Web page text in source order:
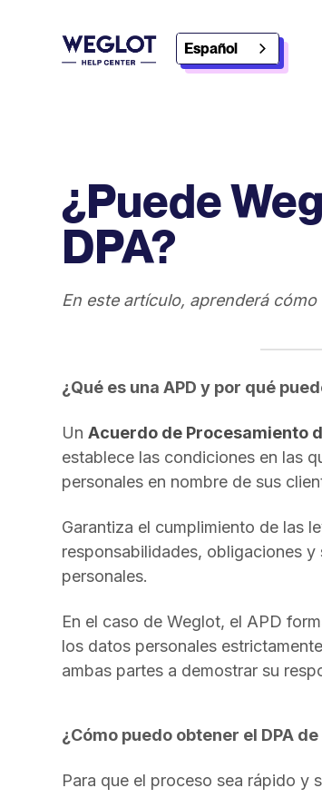
Español
¿Puede
DPA?
En este artículo, aprenderá
¿Qué es una APD y por qué
Un Acuerdo de Procesamiento
establece las condiciones en las
personales en nombre de sus
Garantiza el cumplimiento de las
responsabilidades, obligaciones
personales.
En el caso de Weglot, el APD
los datos personales
ambas partes a demostrar su
¿Cómo puedo obtener el DPA
Para que el proceso sea rápido y